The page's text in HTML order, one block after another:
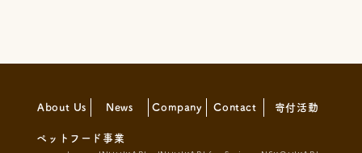
About Us News Company Contact 寄付活動
ペットフード事業